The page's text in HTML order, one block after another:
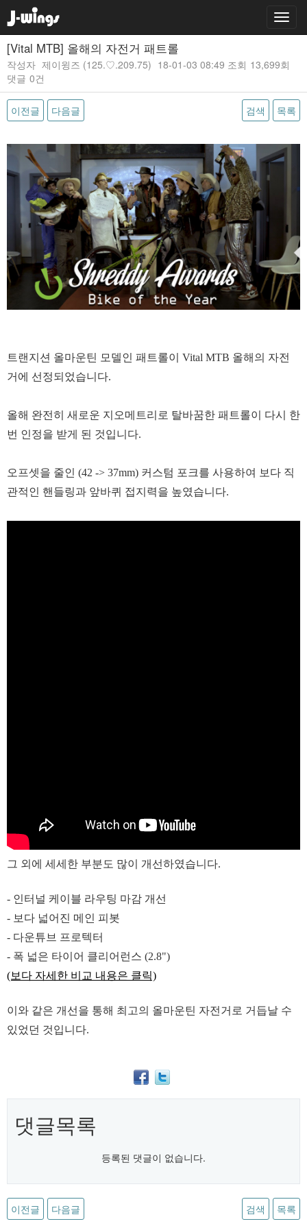
[Vital MTB] 올해의 자전거 패트롤
작성자 제이윙즈 (125.♡.209.75) 18-01-03 08:49 조회 13,699회
댓글 0건
이전글 다음글 검색 목록
본문
트랜지션 올마운틴 모델인 패트롤이 Vital MTB 올해의 자전
거에 선정되었습니다.
올해 완전히 새로운 지오메트리로 탈바꿈한 패트롤이 다시 한
번 인정을 받게 된 것입니다.
오프셋을 줄인 (42 -> 37mm) 커스텀 포크를 사용하여 보다 직
관적인 핸들링과 앞바퀴 접지력을 높였습니다.
그 외에 세세한 부분도 많이 개선하였습니다.
- 인터널 케이블 라우팅 마감 개선
- 보다 넓어진 메인 피봇
- 다운튜브 프로텍터
- 폭 넓은 타이어 클리어런스 (2.8")
(보다 자세한 비교 내용은 클릭)
이와 같은 개선을 통해 최고의 올마운틴 자전거로 거듭날 수
있었던 것입니다.
댓글목록
등록된 댓글이 없습니다.
이전글 다음글 검색 목록